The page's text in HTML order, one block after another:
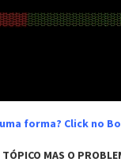
forma? Click no
TÓPICO MAS O